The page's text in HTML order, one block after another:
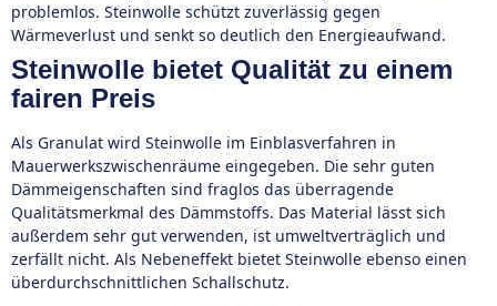
problemlos. Steinwolle schützt zuverlässig gegen
Wärmeverlust und senkt so deutlich den Energieaufwand.
Steinwolle bietet Qualität zu einem
fairen Preis
Als Granulat wird Steinwolle im Einblasverfahren in
Mauerwerkszwischenräume eingegeben. Die sehr guten
Dämmeigenschaften sind fraglos das überragende
Qualitätsmerkmal des Dämmstoffs. Das Material lässt sich
außerdem sehr gut verwenden, ist umweltverträglich und
zerfällt nicht. Als Nebeneffekt bietet Steinwolle ebenso einen
überdurchschnittlichen Schallschutz.